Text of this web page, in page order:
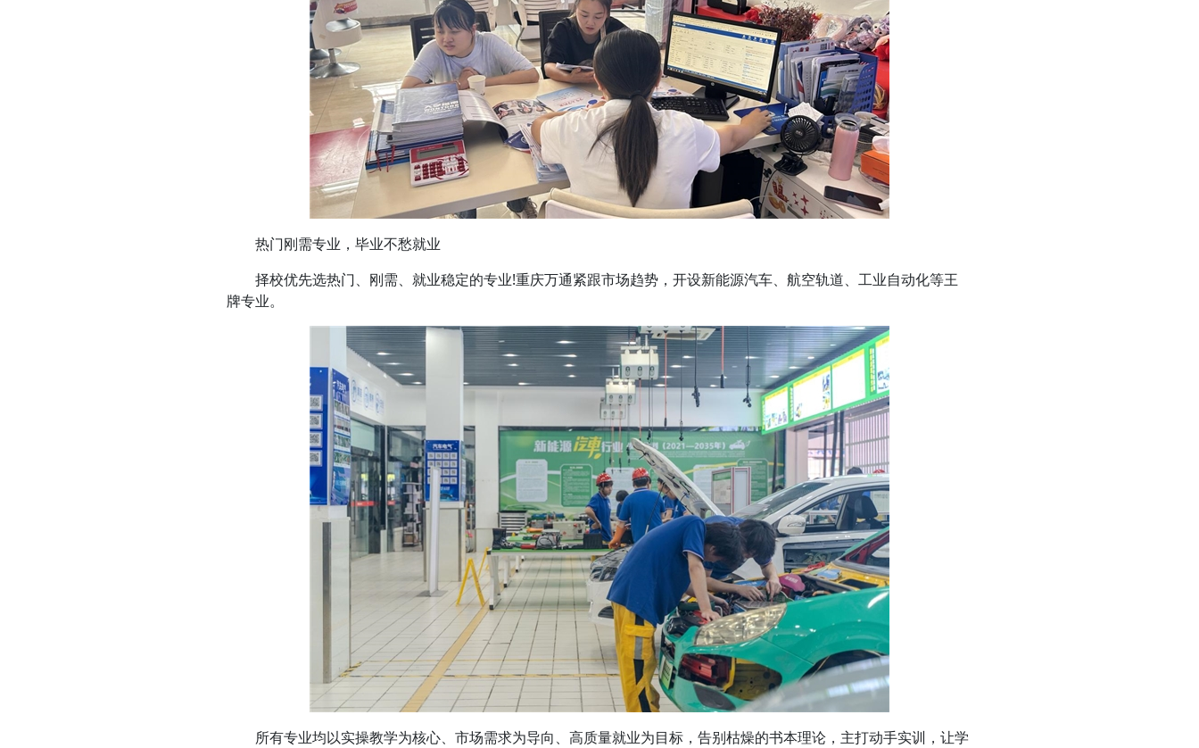
热门刚需专业，毕业不愁就业
择校优先选热门、刚需、就业稳定的专业!重庆万通紧跟市场趋势，开设新能源汽车、航空轨道、工业自动化等王
牌专业。
所有专业均以实操教学为核心、市场需求为导向、高质量就业为目标，告别枯燥的书本理论，主打动手实训，让学